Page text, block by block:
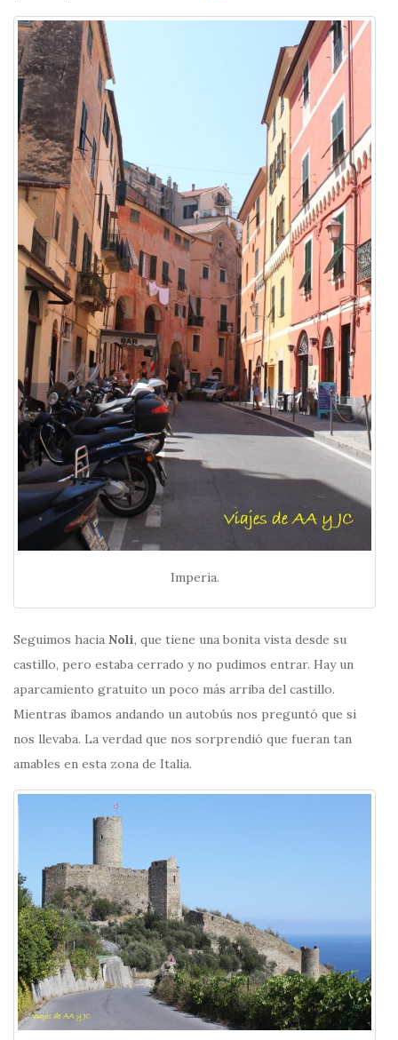
Imperia.
Seguimos hacia Noli, que tiene una bonita vista desde su
castillo, pero estaba cerrado y no pudimos entrar. Hay un
aparcamiento gratuito un poco más arriba del castillo.
Mientras íbamos andando un autobús nos preguntó que si
nos llevaba. La verdad que nos sorprendió que fueran tan
amables en esta zona de Italia.